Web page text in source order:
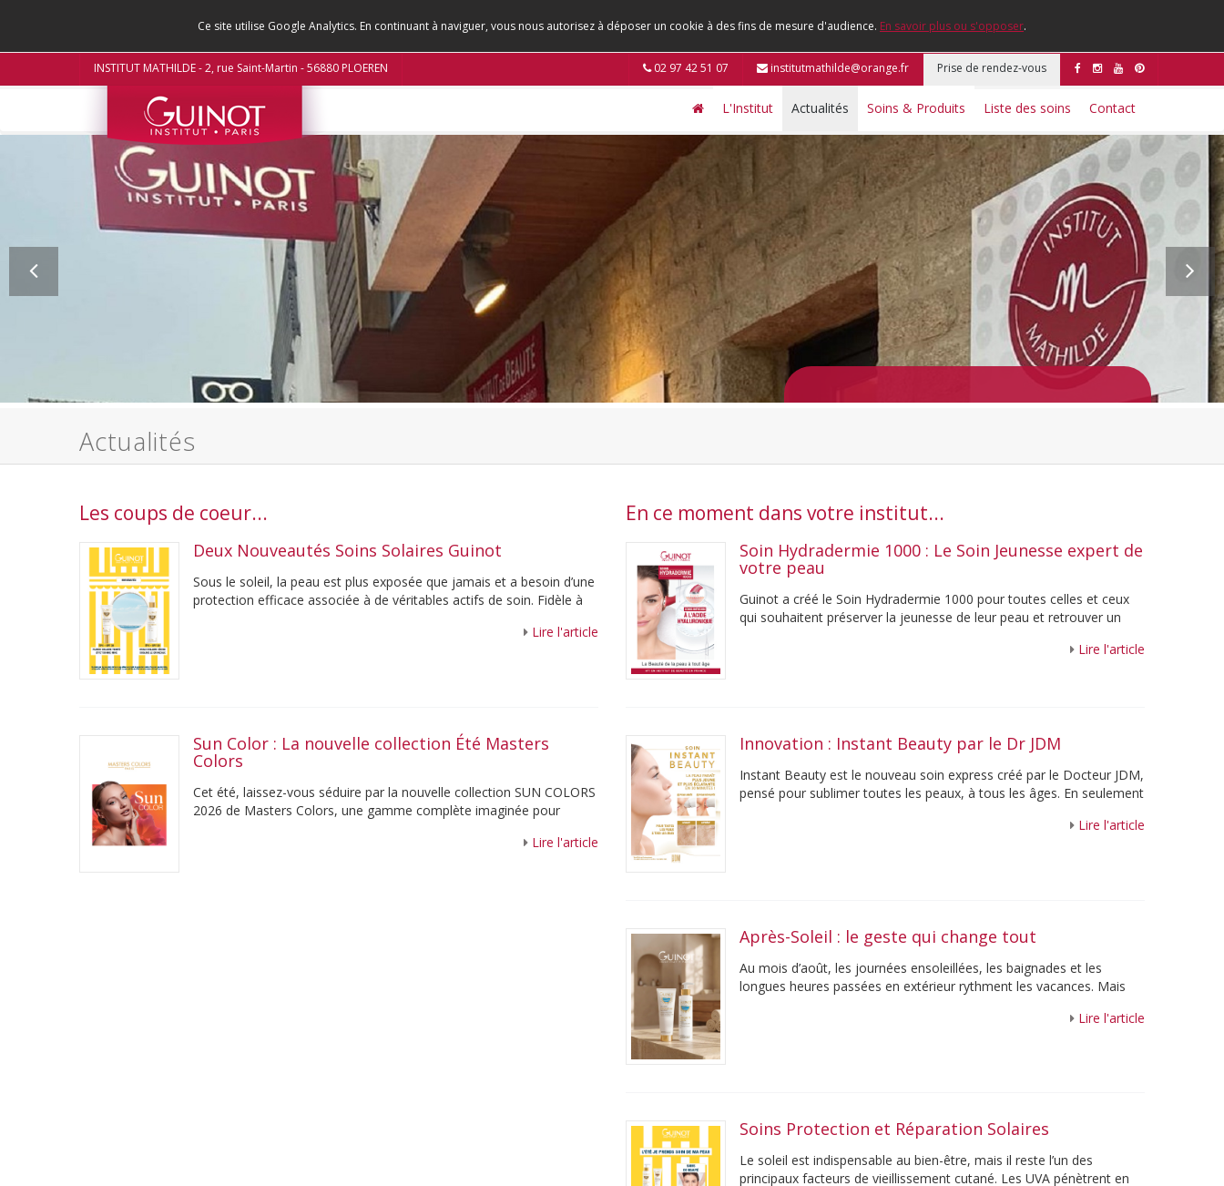
Ce site utilise Google Analytics. En continuant à naviguer, vous nous autorisez à déposer un cookie à des fins de mesure d'audience. En savoir plus ou s'opposer.
INSTITUT MATHILDE - 2, rue Saint-Martin - 56880 PLOEREN 02 97 42 51 07 institutmathilde@orange.fr Prise de rendez-vous
L'Institut Actualités Soins & Produits Liste des soins Contact
 
Actualités
Les coups de coeur...
Deux Nouveautés Soins Solaires Guinot
Sous le soleil, la peau est plus exposée que jamais et a besoin d’une
protection efficace associée à de véritables actifs de soin. Fidèle à
Lire l'article
Sun Color : La nouvelle collection Été Masters
Colors
Cet été, laissez-vous séduire par la nouvelle collection SUN COLORS
2026 de Masters Colors, une gamme complète imaginée pour
Lire l'article
En ce moment dans votre institut...
Soin Hydradermie 1000 : Le Soin Jeunesse expert de
votre peau
Guinot a créé le Soin Hydradermie 1000 pour toutes celles et ceux
qui souhaitent préserver la jeunesse de leur peau et retrouver un
Lire l'article
Innovation : Instant Beauty par le Dr JDM
Instant Beauty est le nouveau soin express créé par le Docteur JDM,
pensé pour sublimer toutes les peaux, à tous les âges. En seulement
Lire l'article
Après-Soleil : le geste qui change tout
Au mois d’août, les journées ensoleillées, les baignades et les
longues heures passées en extérieur rythment les vacances. Mais
Lire l'article
Soins Protection et Réparation Solaires
Le soleil est indispensable au bien-être, mais il reste l’un des
principaux facteurs de vieillissement cutané. Les UVA pénètrent en